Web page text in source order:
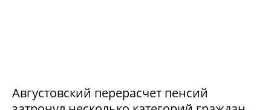
Августовский перерасчет пенсий